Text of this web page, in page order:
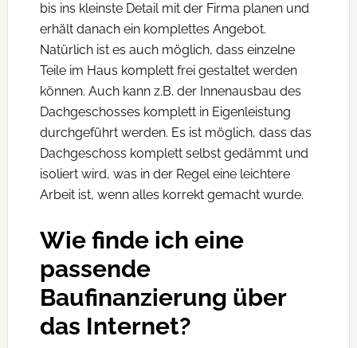
bis ins kleinste Detail mit der Firma planen und
erhält danach ein komplettes Angebot.
Natürlich ist es auch möglich, dass einzelne
Teile im Haus komplett frei gestaltet werden
können. Auch kann z.B. der Innenausbau des
Dachgeschosses komplett in Eigenleistung
durchgeführt werden. Es ist möglich, dass das
Dachgeschoss komplett selbst gedämmt und
isoliert wird, was in der Regel eine leichtere
Arbeit ist, wenn alles korrekt gemacht wurde.
Wie finde ich eine
passende
Baufinanzierung über
das Internet?